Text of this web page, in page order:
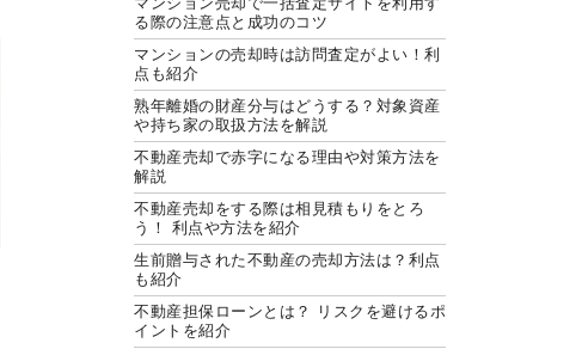
る際の注意点と成功のコツ
マンションの売却時は訪問査定がよい！利
点も紹介
熟年離婚の財産分与はどうする？対象資産
や持ち家の取扱方法を解説
不動産売却で赤字になる理由や対策方法を
解説
不動産売却をする際は相見積もりをとろ
う！ 利点や方法を紹介
生前贈与された不動産の売却方法は？利点
も紹介
不動産担保ローンとは？ リスクを避けるポ
イントを紹介